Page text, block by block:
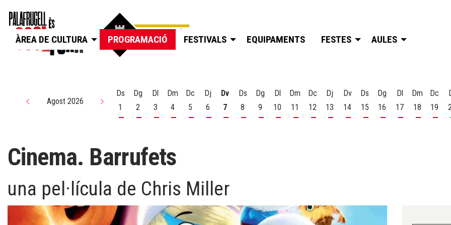
ÀREA DE CULTURA PROGRAMACIÓ FESTIVALS EQUIPAMENTS FESTES AULES
Agost 2026
Ds
1
Dissabte 1 d'agost
Dg
2
Diumenge 2 d'agost
Dl
3
Dilluns 3 d'agost
Dm
4
Dimarts 4 d'agost
Dc
5
Dimecres 5 d'agost
Dj
6
Dijous 6 d'agost
Dv
7
Divendres 7 d'agost
Ds
8
Dissabte 8 d'agost
Dg
9
Diumenge 9 d'agost
Dl
10
Dilluns 10 d'agost
Dm
11
Dimarts 11 d'agost
Dc
12
Dimecres 12 d'agost
Dj
13
Dijous 13 d'agost
Dv
14
Divendres 14 d'agost
Ds
15
Dissabte 15 d'agost
Dg
16
Diumenge 16 d'agost
Dl
17
Dilluns 17
Dm
18
Dimarts
Dc
19
Cinema. Barrufets
una pel·lícula de Chris Miller